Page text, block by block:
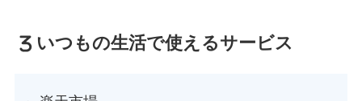
いつもの生活で使えるサービス